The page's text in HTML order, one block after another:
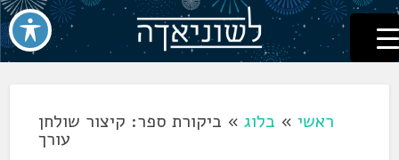
דלג
לתוכן
לשוניאדה
עברית. לשון. שפה
ראשי» בלוג» ביקורת ספר: קיצור שולחן
עורך